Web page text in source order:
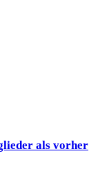
als vorher